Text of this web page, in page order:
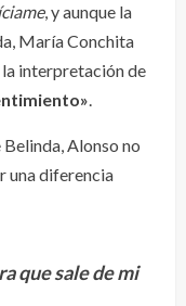
, y aunque la
María Conchita
la interpretación de
.
Alonso no
una diferencia
que sale de mi